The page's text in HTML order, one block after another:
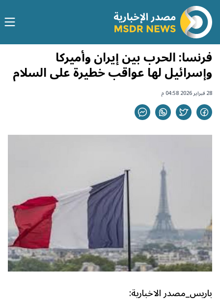
فرنسا: الحرب بين إيران وأميركا
وإسرائيل لها عواقب خطيرة على السلام
28 فبراير 2026 04:58 م
باريس_مصدر الاخبارية: